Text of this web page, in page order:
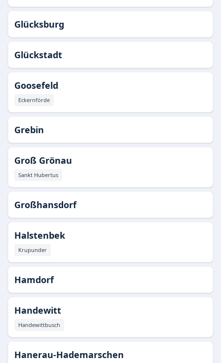
Glücksburg
Glückstadt
Goosefeld
Eckernförde
Grebin
Groß Grönau
Sankt Hubertus
Großhansdorf
Halstenbek
Krupunder
Hamdorf
Handewitt
Handewittbusch
Hanerau-Hademarschen